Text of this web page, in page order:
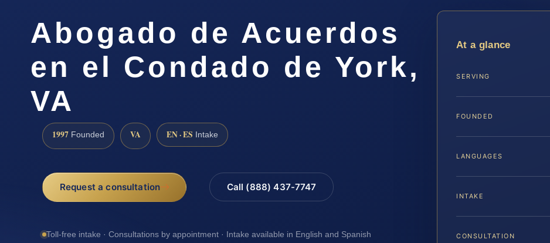
Abogado de Acuerdos
en el Condado de York,
VA
1997 Founded VA EN · ES Intake
Request a consultation Call (888) 437-7747
Toll-free intake · Consultations by appointment · Intake available in English and Spanish
At a glance
SERVING
FOUNDED
LANGUAGES
INTAKE
CONSULTATION